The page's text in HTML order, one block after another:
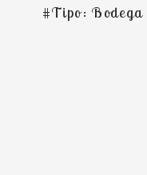
#Tipo: Bodega